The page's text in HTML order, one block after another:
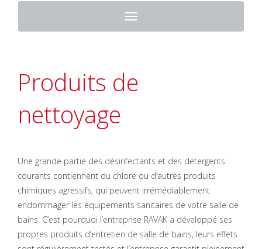
Toggle
navigation
Produits de
nettoyage
Une grande partie des désinfectants et des détergents
courants contiennent du chlore ou d’autres produits
chimiques agressifs, qui peuvent irrémédiablement
endommager les équipements sanitaires de votre salle de
bains. C’est pourquoi l’entreprise RAVAK a développé ses
propres produits d’entretien de salle de bains, leurs effets